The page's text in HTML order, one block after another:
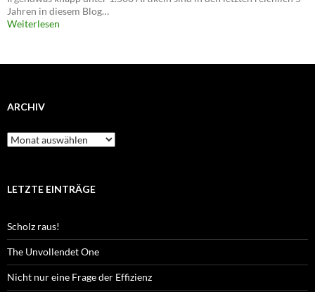
Jahren in diesem Blog…
Weiterlesen
ARCHIV
Archiv
LETZTE EINTRÄGE
Scholz raus!
The Unvollendet One
Nicht nur eine Frage der Effizienz